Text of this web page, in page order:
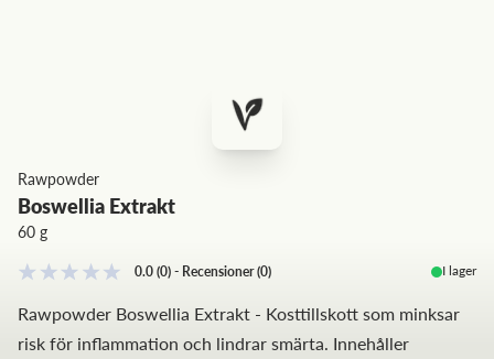
Rawpowder
Boswellia Extrakt
60 g
0.0(0)- Recensioner(0) I lager
Rawpowder Boswellia Extrakt - Kosttillskott som minksar
risk för inflammation och lindrar smärta. Innehåller